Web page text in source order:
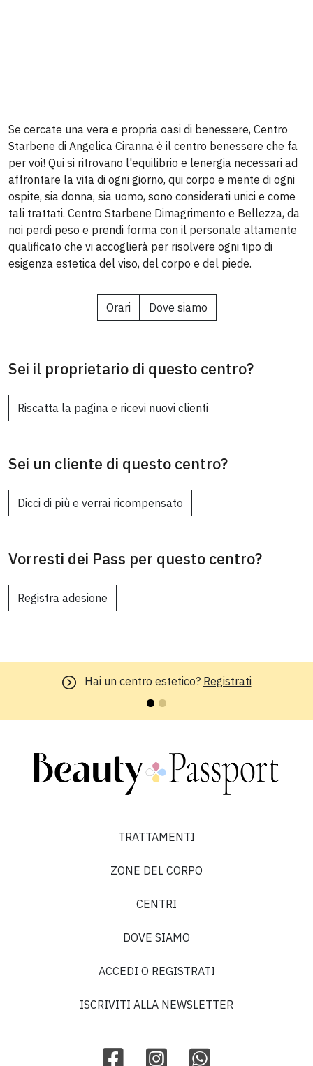
Se cercate una vera e propria oasi di benessere, Centro
Starbene di Angelica Ciranna è il centro benessere che fa
per voi! Qui si ritrovano l'equilibrio e lenergia necessari ad
affrontare la vita di ogni giorno, qui corpo e mente di ogni
ospite, sia donna, sia uomo, sono considerati unici e come
tali trattati. Centro Starbene Dimagrimento e Bellezza, da
noi perdi peso e prendi forma con il personale altamente
qualificato che vi accoglierà per risolvere ogni tipo di
esigenza estetica del viso, del corpo e del piede.
Orari Dove siamo
Sei il proprietario di questo centro?
Riscatta la pagina e ricevi nuovi clienti
Sei un cliente di questo centro?
Dicci di più e verrai ricompensato
Vorresti dei Pass per questo centro?
Registra adesione
Hai un centro estetico? Registrati
TRATTAMENTI
ZONE DEL CORPO
CENTRI
DOVE SIAMO
ACCEDI O REGISTRATI
ISCRIVITI ALLA NEWSLETTER